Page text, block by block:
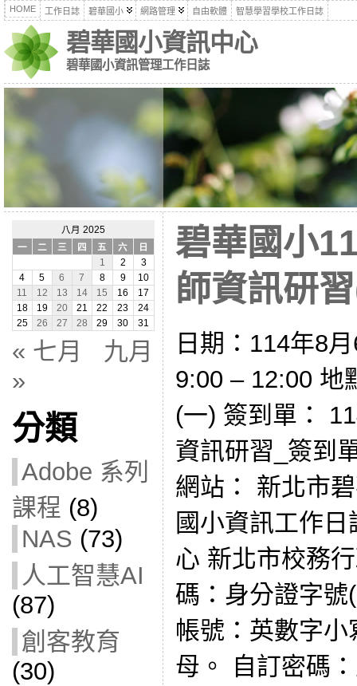
HOME 工作日誌 碧華國小 網路管理 自由軟體 智慧學習學校工作日誌
碧華國小資訊中心
碧華國小資訊管理工作日誌
八月 2025
一
二 三 四 五 六
日
1
2
3
4
5 6 7 8 9
10
11
12 13 14 15 16
17
18
19 20 21 22 23
24
25
26 27 28 29 30 31
« 七月
九月
»
分類
Adobe 系列
課程 (8)
NAS (73)
人工智慧AI
(87)
創客教育
(30)
碧華國小
師資訊研
日期：114年8
9:00 – 12:00 地
(一) 簽到單：
資訊研習_簽到
網站： 新北市
國小資訊工作
心 新北市校務
碼：身分證字
帳號：英數字
母。 自訂密碼